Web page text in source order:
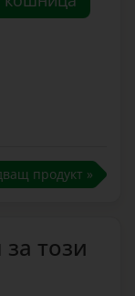
продукт »
този